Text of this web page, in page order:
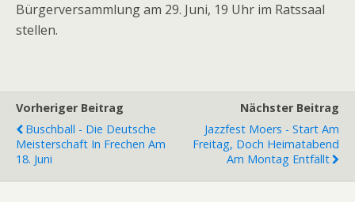
Bürgerversammlung am 29. Juni, 19 Uhr im Ratssaal
stellen.
Vorheriger Beitrag
Buschball - Die Deutsche
Meisterschaft In Frechen Am
18. Juni
Nächster Beitrag
Jazzfest Moers - Start Am
Freitag, Doch Heimatabend
Am Montag Entfällt